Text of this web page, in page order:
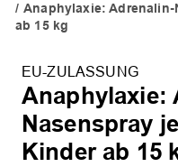
Anaphylaxie:
ab 15 kg
EU-ZULASSUNG
Anaphylaxie:
Nasenspray
Kinder ab 15